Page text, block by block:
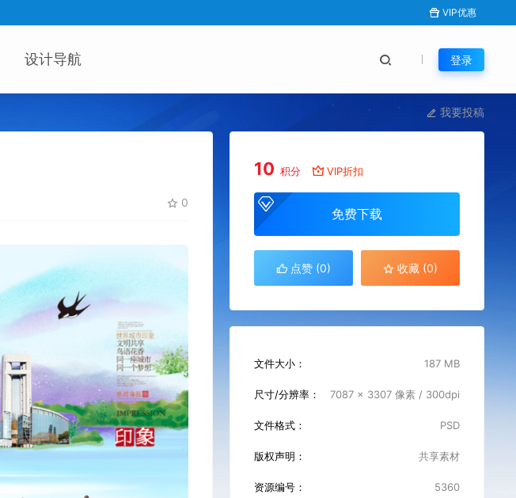
VIP优惠
设计导航 登录
我要投稿
0
10 积分 VIP折扣
免费下载
点赞 (0) 收藏 (0)
文件大小： 187 MB
尺寸/分辨率： 7087 × 3307 像素 / 300dpi
文件格式： PSD
版权声明： 共享素材
资源编号： 5360